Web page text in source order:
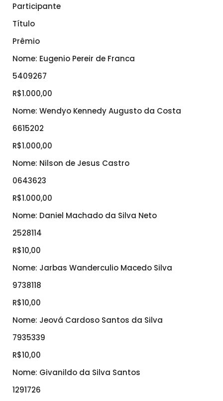
Participante
Título
Prêmio
Nome: Eugenio Pereir de Franca
5409267
R$1.000,00
Nome: Wendyo Kennedy Augusto da Costa
6615202
R$1.000,00
Nome: Nilson de Jesus Castro
0643623
R$1.000,00
Nome: Daniel Machado da Silva Neto
2528114
R$10,00
Nome: Jarbas Wanderculio Macedo Silva
9738118
R$10,00
Nome: Jeová Cardoso Santos da Silva
7935339
R$10,00
Nome: Givanildo da Silva Santos
1291726